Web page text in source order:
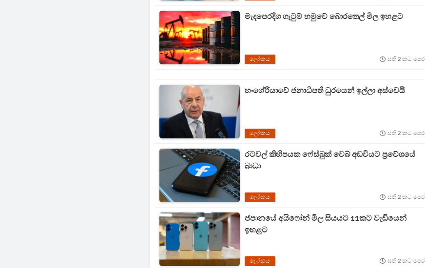
මැදපෙරදිග ගැටුම් හමුවේ බොරතෙල් මිල ඉහළට
ලෝකය සති 2 කට පෙර
හංගේරියාවේ ජනාධිපති ධුරයෙන් ඉල්ලා අස්වෙයි
ලෝකය සති 2 කට පෙර
රටවල් කිහිපයක ෆේස්බුක් වෙබ් අඩවියට ප්‍රවේශයේ
බාධා
ලෝකය සති 2 කට පෙර
ජපානයේ අයිෆෝන් මිල සියයට 11කට වැඩියෙන්
ඉහළට
ලෝකය සති 2 කට පෙර